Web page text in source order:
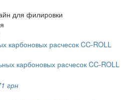
для филировки
карбоновых расчесок CC-ROLL
грн